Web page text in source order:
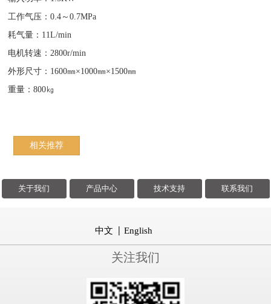
工作气压：0.4～0.7MPa
耗气量：11L/min
电机转速：2800r/min
外形尺寸：1600㎜×1000㎜×1500㎜
重量：800㎏
相关推荐
关于我们 产品中心 技术支持 联系我们
中文 English
关注我们